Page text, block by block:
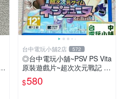
台中電玩小舖2店 572
◎台中電玩小舖~PSV PS Vita
原裝遊戲片~超次次元戰記 戰
$580